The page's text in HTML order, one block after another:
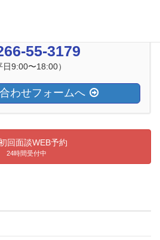
55-3179
日9:00〜18:00）
わせフォームへ
回面談WEB予約
24時間受付中